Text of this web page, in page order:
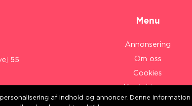
Menu
Annonsering
Om oss
Cookies
Kontakta oss
Sitemap
af indhold og annoncer. Denne